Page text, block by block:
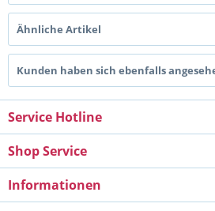
Ähnliche Artikel
Kunden haben sich ebenfalls
Service Hotline
Shop Service
Informationen